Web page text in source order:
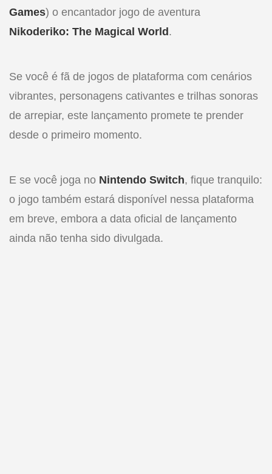
Games) o encantador jogo de aventura
Nikoderiko: The Magical World .
Se você é fã de jogos de plataforma com cenários
vibrantes, personagens cativantes e trilhas sonoras
de arrepiar, este lançamento promete te prender
desde o primeiro momento.
E se você joga no Nintendo Switch, fique tranquilo:
o jogo também estará disponível nessa plataforma
em breve, embora a data oficial de lançamento
ainda não tenha sido divulgada.